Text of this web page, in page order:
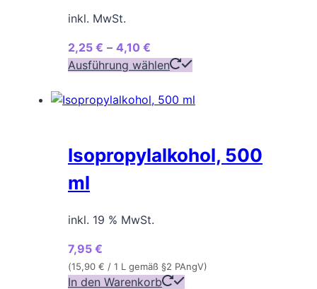
werden
inkl. MwSt.
2,25 € – 4,10 €
Ausführung wählen
Dieses
weist
auf.
Produktseite
gewählt
Isopropylalkohol, 500
ml
inkl. 19 % MwSt.
7,95 €
(15,90 € / 1 L gemäß §2 PAngV)
In den Warenkorb